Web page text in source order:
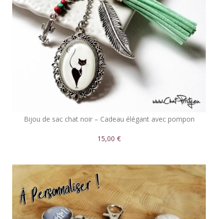
Bijou de sac chat noir – Cadeau élégant avec pompon
15,00 €